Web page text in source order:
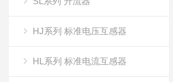
HJ系列 标准电压互感器
HL系列 标准电流互感器